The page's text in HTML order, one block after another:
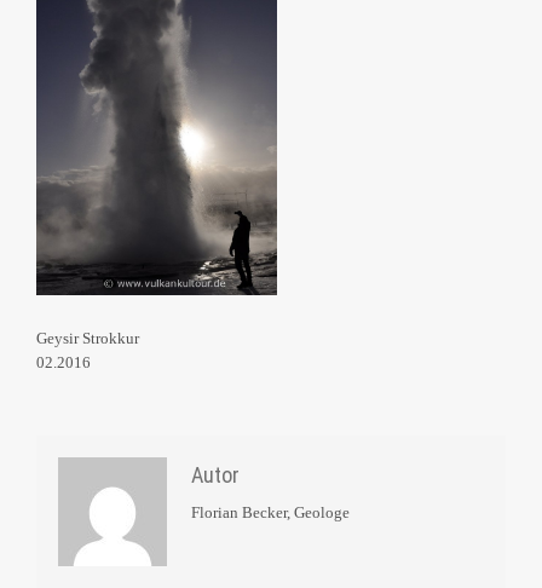
Geysir Strokkur
02.2016
Autor
Florian Becker, Geologe